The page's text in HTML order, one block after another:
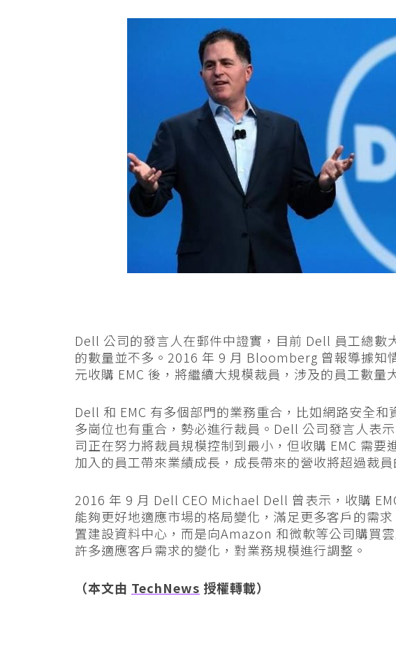
Dell 公司的發言人在郵件中證實，目前 Dell 員工總數
的數量並不多。2016 年 9 月 Bloomberg 曾報導據知
元收購 EMC 後，將繼續大規模裁員，涉及的員工數量
Dell 和 EMC 有多個部門的業務重合，比如網路安全
多崗位也有重合，勢必進行裁員。Dell 公司發言人表
司正在努力將裁員規模控制到最小，但收購 EMC 需要
加入的員工帶來業績成長，成長帶來的營收將超過裁員
2016 年 9 月 Dell CEO Michael Dell 曾表示，收購
能夠更好地適應市場的格局變化，滿足更多客戶的需
置建設資料中心，而是向Amazon 和微軟等公司購買
許多適應客戶需求的變化，對業務規模進行調整。
（本文由 TechNews 授權轉載）